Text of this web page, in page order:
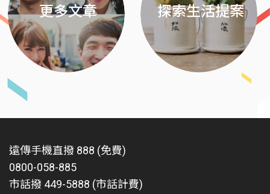
更多文章 探索生活提案
遠傳手機直撥 888 (免費)
0800-058-885
市話撥 449-5888 (市話計費)